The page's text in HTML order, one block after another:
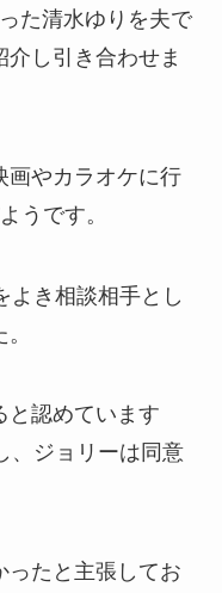
た清水ゆりを夫で
し引き合わせま
画やカラオケに行
うです。
よき相談相手とし
と認めています
、ジョリーは同意
ったと主張してお